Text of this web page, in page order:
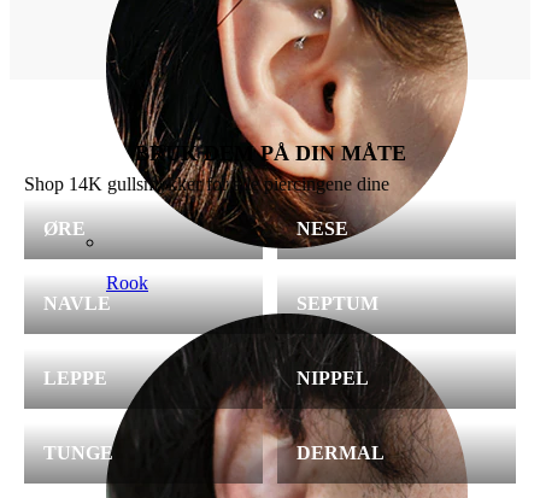
Rook
BRUK DEM PÅ DIN MÅTE
Shop 14K gullsmykker for alle piercingene dine
ØRE NESE
NAVLE SEPTUM
LEPPE NIPPEL
TUNGE DERMAL